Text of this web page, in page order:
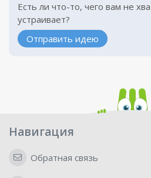
Есть ли что-то, чего вам не
устраивает?
Отправить идею
Навигация
Обратная связь